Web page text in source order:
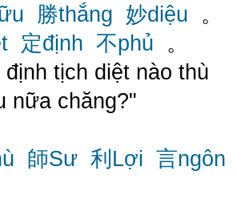
勝thắng 妙diệu 。
定định 不phủ 。
tịch diệt nào thù
nữa chăng?"
師Sư 利Lợi 言ngôn